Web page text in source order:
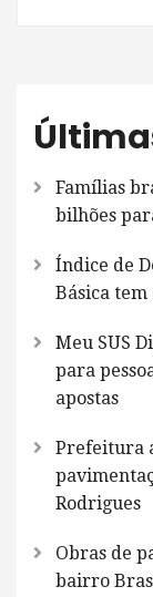
Famílias
bilhões
Índice de
Básica tem
Meu SUS
para
apostas
Prefeitura
Rodrigues
Obras de
bairro